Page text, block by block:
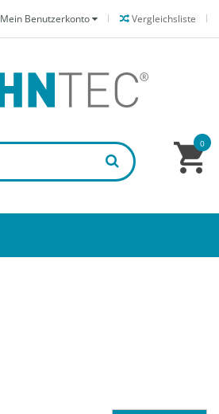
Vergleichsliste
Mein Benutzerkonto
0